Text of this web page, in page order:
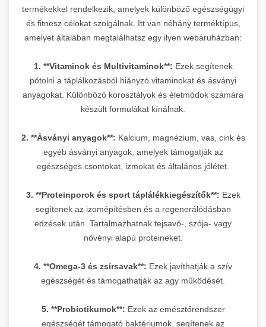
termékekkel rendelkezik, amelyek különböző egészségügyi
és fitnesz célokat szolgálnak. Itt van néhány terméktípus,
amelyet általában megtalálhatsz egy ilyen webáruházban:
1. **Vitaminok és Multivitaminok**: Ezek segítenek
pótolni a táplálkozásból hiányzó vitaminokat és ásványi
anyagokat. Különböző korosztályok és életmódok számára
készült formulákat kínálnak.
2. **Ásványi anyagok**: Kalcium, magnézium, vas, cink és
egyéb ásványi anyagok, amelyek támogatják az
egészséges csontokat, izmokat és általános jólétet.
3. **Proteinporok és sport táplálékkiegészítők**: Ezek
segítenek az izomépítésben és a regenerálódásban
edzések után. Tartalmazhatnak tejsavó-, szója- vagy
növényi alapú proteineket.
4. **Omega-3 és zsírsavak**: Ezek javíthatják a szív
egészségét és támogathatják az agy működését.
5. **Probiotikumok**: Ezek az emésztőrendszer
egészségét támogató baktériumok, segítenek az